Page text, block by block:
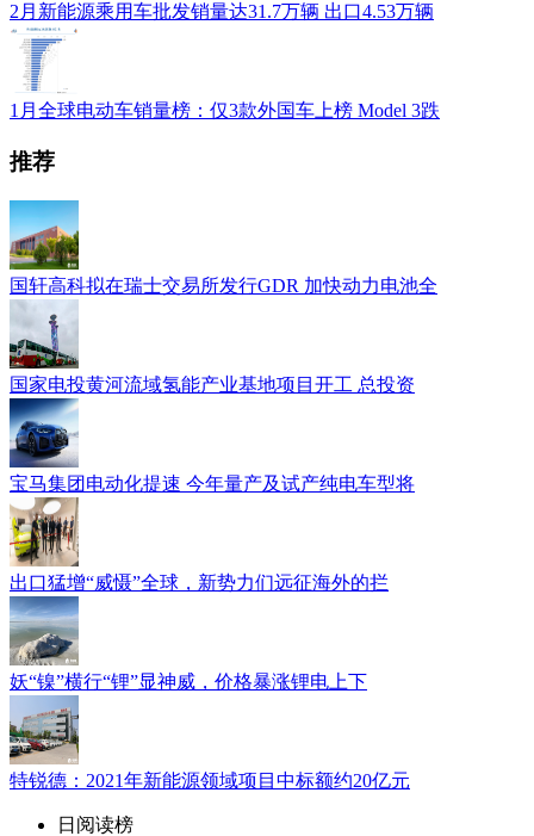
2月新能源乘用车批发销量达31.7万辆 出口4.53万辆
1月全球电动车销量榜：仅3款外国车上榜 Model 3跌
推荐
国轩高科拟在瑞士交易所发行GDR 加快动力电池全
国家电投黄河流域氢能产业基地项目开工 总投资
宝马集团电动化提速 今年量产及试产纯电车型将
出口猛增“威慑”全球，新势力们远征海外的拦
妖“镍”横行“锂”显神威，价格暴涨锂电上下
特锐德：2021年新能源领域项目中标额约20亿元
日阅读榜